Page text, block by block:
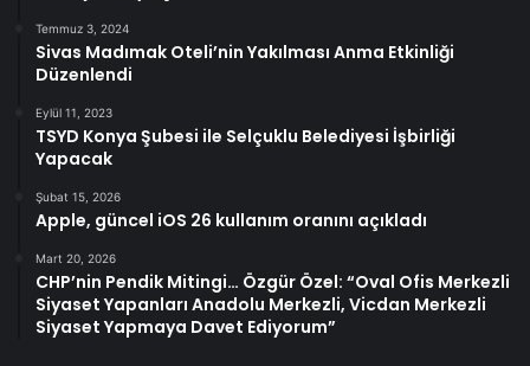
Temmuz 3, 2024
Sivas Madımak Oteli’nin Yakılması Anma Etkinliği
Düzenlendi
Eylül 11, 2023
TSYD Konya Şubesi ile Selçuklu Belediyesi İşbirliği
Yapacak
Şubat 15, 2026
Apple, güncel iOS 26 kullanım oranını açıkladı
Mart 20, 2026
CHP’nin Pendik Mitingi… Özgür Özel: “Oval Ofis Merkezli
Siyaset Yapanları Anadolu Merkezli, Vicdan Merkezli
Siyaset Yapmaya Davet Ediyorum”